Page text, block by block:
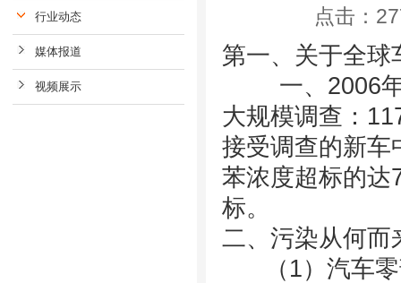
行业动态
媒体报道
视频展示
点击：
第一、关于全球
一、2006年6
大规模调查：
接受调查的新车
苯浓度超标的达
标。
二、污染从何而
（1）汽车零